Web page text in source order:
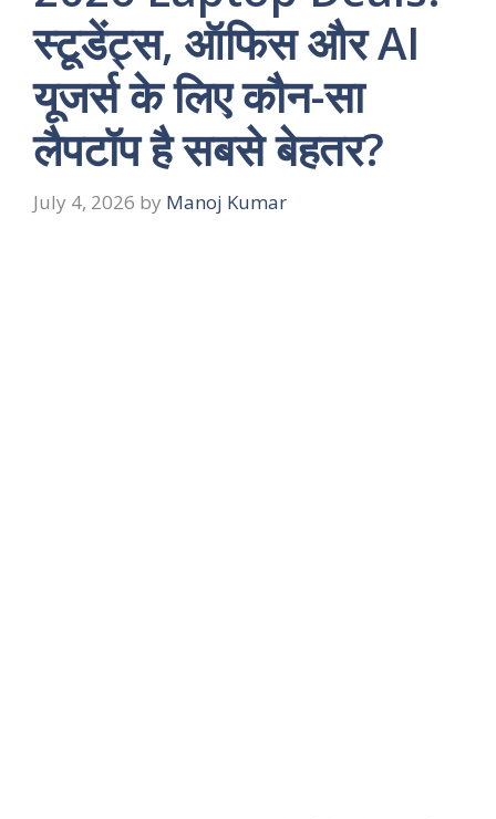
स्टूडेंट्स, ऑफिस और AI
यूजर्स के लिए कौन-सा
लैपटॉप है सबसे बेहतर?
July 4, 2026 by Manoj Kumar